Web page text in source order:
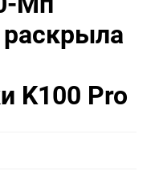
K100 Pro